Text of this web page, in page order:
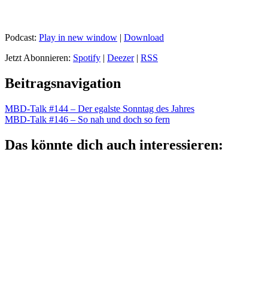
Podcast: Play in new window | Download
Jetzt Abonnieren: Spotify | Deezer| RSS
Beitragsnavigation
MBD-Talk #144 – Der egalste Sonntag des Jahres
MBD-Talk #146 – So nah und doch so fern
Das könnte dich auch interessieren: